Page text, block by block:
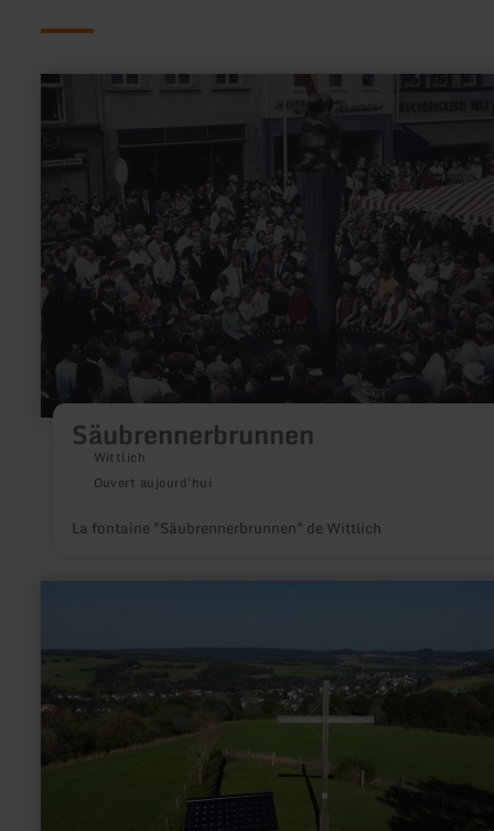
Säubrennerbrunnen
Wittlich
Ouvert aujourd'hui
La fontaine "Säubrennerbrunnen" de Wittlich
en
Säubrennerbrunnen
Blick
-